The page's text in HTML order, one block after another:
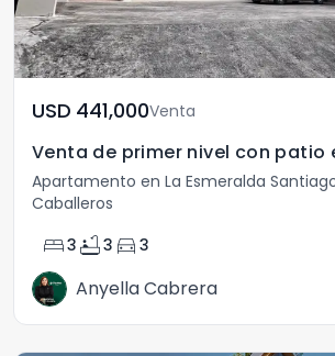
USD	441,000Venta
Apartamento en La Esmeralda
Caballeros
bed3 bathtub3 directions_car 3
Anyella Cabrera